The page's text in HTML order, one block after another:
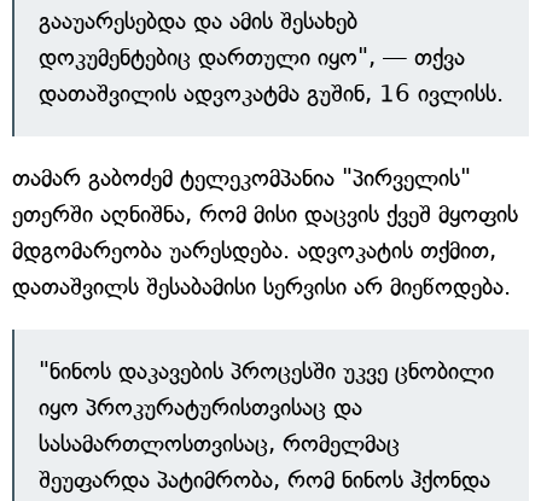
გააუარესებდა და ამის შესახებ
დოკუმენტებიც დართული იყო", — თქვა
დათაშვილის ადვოკატმა გუშინ, 16 ივლისს.
თამარ გაბოძემ ტელეკომპანია "პირველის"
ეთერში აღნიშნა, რომ მისი დაცვის ქვეშ მყოფის
მდგომარეობა უარესდება. ადვოკატის თქმით,
დათაშვილს შესაბამისი სერვისი არ მიეწოდება.
"ნინოს დაკავების პროცესში უკვე ცნობილი
იყო პროკურატურისთვისაც და
სასამართლოსთვისაც, რომელმაც
შეუფარდა პატიმრობა, რომ ნინოს ჰქონდა